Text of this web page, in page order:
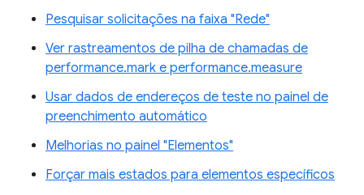
Pesquisar solicitações na faixa "Rede"
Ver rastreamentos de pilha de chamadas de
performance.mark e performance.measure
Usar dados de endereços de teste no painel de
preenchimento automático
Melhorias no painel "Elementos"
Forçar mais estados para elementos específicos